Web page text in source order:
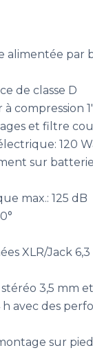
alimentée par
de classe D
compression
et filtre
120
sur
max.: 125 dB
XLR/Jack
3,5 mm
avec des
sur pied